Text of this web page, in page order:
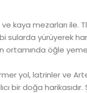
kaya mezarları ile.
sularda yürüyerek
ortamında öğle
yol, latrinler ve
doğa harikasıdır.